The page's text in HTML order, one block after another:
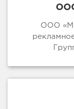
ООО